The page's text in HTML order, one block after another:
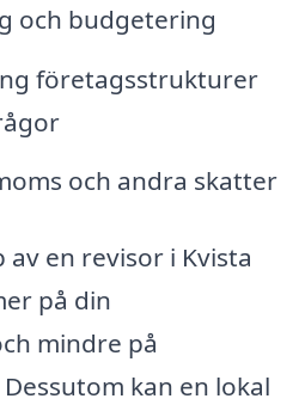
och budgetering
företagsstrukturer
och andra skatter
en revisor i Kvista
på din
mindre på
kan en lokal